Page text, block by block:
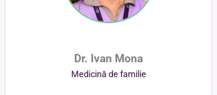
Dr. Ivan Mona
Medicină de familie